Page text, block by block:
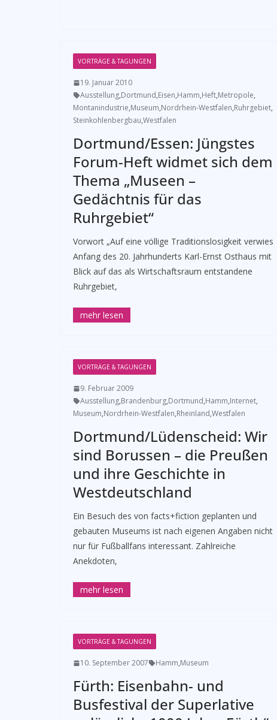
VORTRÄGE & TAGUNGEN
19. Januar 2010
Ausstellung,Dortmund,Eisen,Hamm,Heft,Metropole,
Montanindustrie,Museum,Nordrhein-Westfalen,Ruhrgebiet,
Steinkohlenbergbau,Westfalen
Dortmund/Essen: Jüngstes
Forum-Heft widmet sich dem
Thema „Museen –
Gedächtnis für das
Ruhrgebiet“
Vorwort „Auf eine völlige Traditionslosigkeit verwies
Anfang des 20. Jahrhunderts Karl-Ernst Osthaus mit
Blick auf das als Wirtschaftsraum entstandene
Ruhrgebiet,
VORTRÄGE & TAGUNGEN
9. Februar 2009
Ausstellung,Brandenburg,Dortmund,Hamm,Internet,
Museum,Nordrhein-Westfalen,Rheinland,Westfalen
Dortmund/Lüdenscheid: Wir
sind Borussen – die Preußen
und ihre Geschichte in
Westdeutschland
Ein Besuch des von facts+fiction geplanten und
gebauten Museums ist nach eigenen Angaben nicht
nur für Fußballfans interessant. Zahlreiche
Anekdoten,
VORTRÄGE & TAGUNGEN
10. September 2007 Hamm,Museum
Fürth: Eisenbahn- und
Busfestival der Superlative